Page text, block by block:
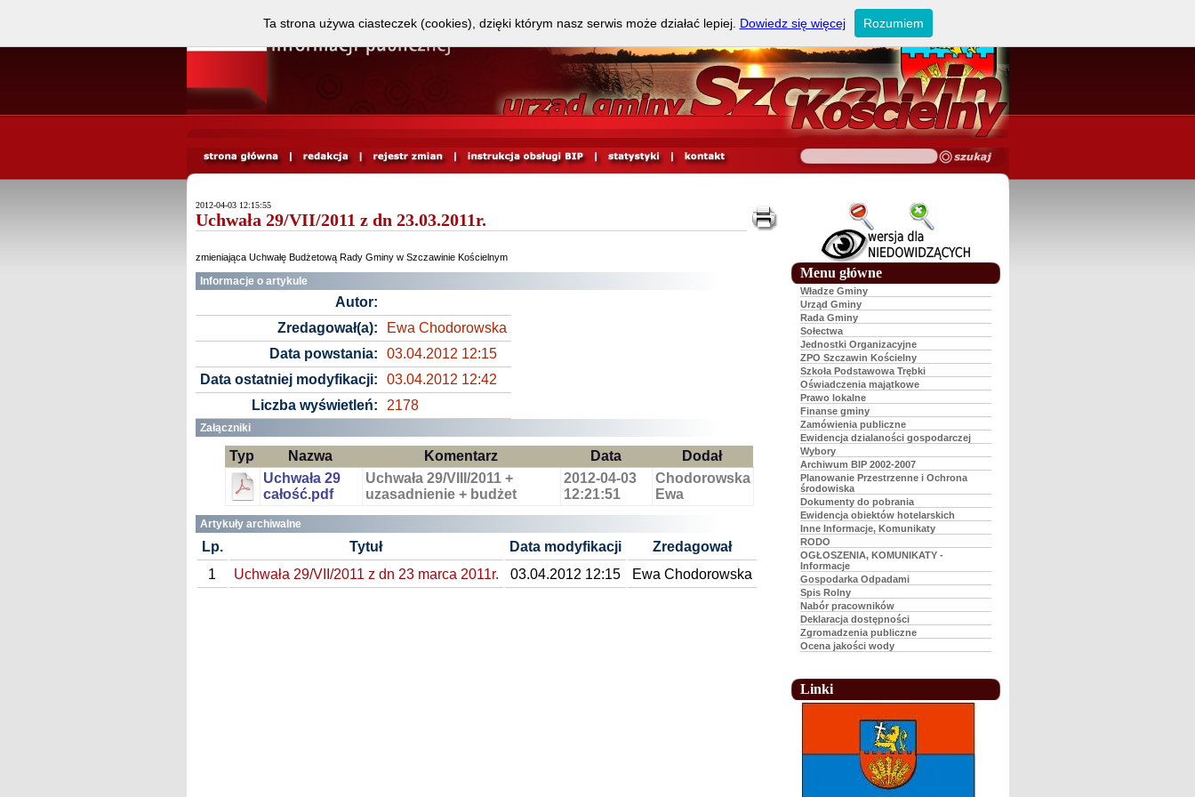
2012-04-03 12:15:55
Uchwała 29/VII/2011 z dn 23.03.2011r.
zmieniająca Uchwałę Budżetową Rady Gminy w Szczawinie Kościelnym
Informacje o artykule
Autor:
Zredagował(a):
Ewa Chodorowska
Data powstania:
03.04.2012 12:15
Data ostatniej modyfikacji:
03.04.2012 12:42
Liczba wyświetleń:
2178
Załączniki
Typ Nazwa Komentarz Data
Dodał
Uchwała 29
całość.pdf
Uchwała 29/VIII/2011 +
uzasadnienie + budżet
2012-04-03
12:21:51
Chodorowska
Ewa
Artykuły archiwalne
Lp. Tytuł Data modyfikacji
Zredagował
1
Uchwała 29/VII/2011 z dn 23 marca 2011r. 03.04.2012 12:15 Ewa Chodorowska
Menu główne
Władze Gminy
Urząd Gminy
Rada Gminy
Sołectwa
Jednostki Organizacyjne
ZPO Szczawin Kościelny
Szkoła Podstawowa Trębki
Oświadczenia majątkowe
Prawo lokalne
Finanse gminy
Zamówienia publiczne
Ewidencja dzialaności gospodarczej
Wybory
Archiwum BIP 2002-2007
Planowanie Przestrzenne i Ochrona
środowiska
Dokumenty do pobrania
Ewidencja obiektów hotelarskich
Inne Informacje, Komunikaty
RODO
OGŁOSZENIA, KOMUNIKATY -
Informacje
Gospodarka Odpadami
Spis Rolny
Nabór pracowników
Deklaracja dostępności
Zgromadzenia publiczne
Ocena jakości wody
Linki
Ta strona używa ciasteczek (cookies), dzięki którym nasz serwis może działać lepiej. Dowiedz się więcej Rozumiem